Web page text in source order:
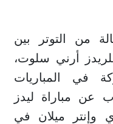
من التوتر بين
أرني سلوت،
في المباريات
عن مباراة ليدز
وإنتر ميلان في